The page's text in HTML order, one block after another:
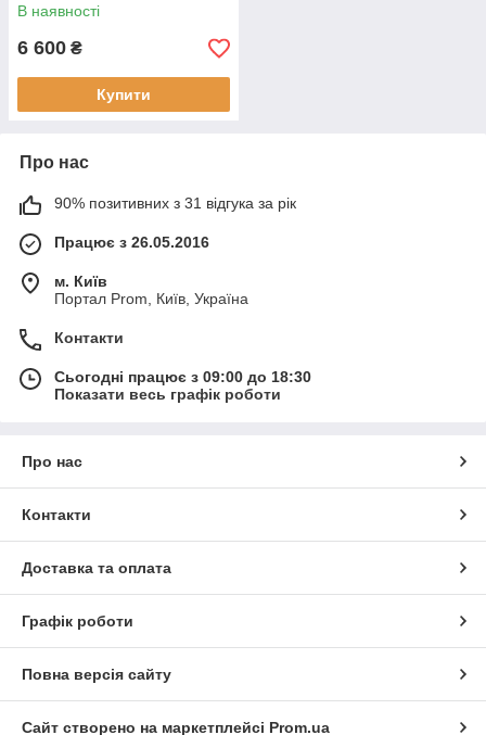
В наявності
6 600 ₴
Купити
Про нас
90% позитивних з 31 відгука за рік
Працює з 26.05.2016
м. Київ
Портал Prom, Київ, Україна
Контакти
Сьогодні працює з 09:00 до 18:30
Показати весь графік роботи
Про нас
Контакти
Доставка та оплата
Графік роботи
Повна версія сайту
Сайт створено на маркетплейсі Prom.ua